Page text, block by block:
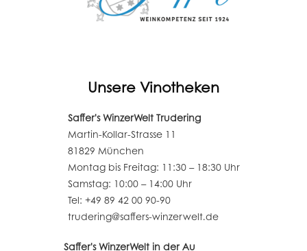
Unsere Vinotheken
Saffer's WinzerWelt Trudering
Martin-Kollar-Strasse 11
81829 München
Montag bis Freitag: 11:30 – 18:30 Uhr
Samstag: 10:00 – 14:00 Uhr
Tel: +49 89 42 00 90-90
trudering@saffers-winzerwelt.de
Saffer's WinzerWelt in der Au